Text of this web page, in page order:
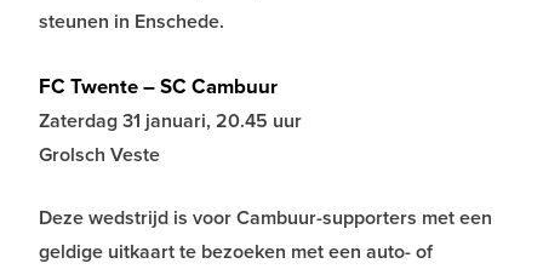
steunen in Enschede.
FC Twente – SC Cambuur
Zaterdag 31 januari, 20.45 uur
Grolsch Veste
Deze wedstrijd is voor Cambuur-supporters met een
geldige uitkaart te bezoeken met een auto- of